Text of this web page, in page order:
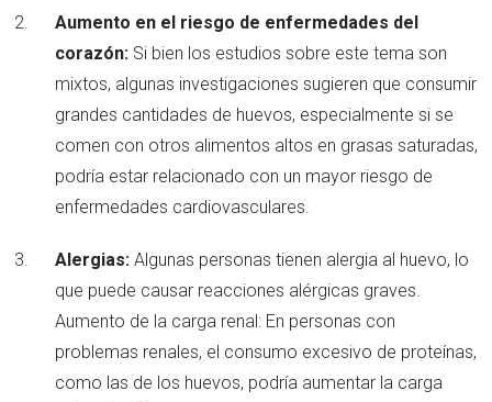
Aumento en el riesgo de enfermedades del
corazón: Si bien los estudios sobre este tema son
mixtos, algunas investigaciones sugieren que consumir
grandes cantidades de huevos, especialmente si se
comen con otros alimentos altos en grasas saturadas,
podría estar relacionado con un mayor riesgo de
enfermedades cardiovasculares.
Alergias: Algunas personas tienen alergia al huevo, lo
que puede causar reacciones alérgicas graves.
Aumento de la carga renal: En personas con
problemas renales, el consumo excesivo de proteínas,
como las de los huevos, podría aumentar la carga